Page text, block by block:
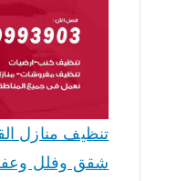
شقق وفلل